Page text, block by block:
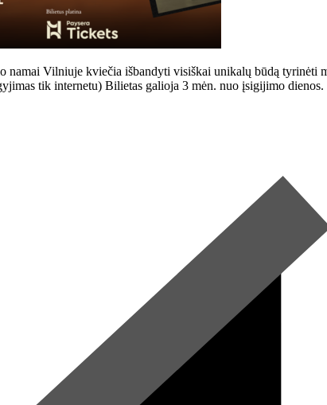
Vilniuje kviečia išbandyti visiškai unikalų būdą tyrinėti
tik internetu) Bilietas galioja 3 mėn. nuo įsigijimo